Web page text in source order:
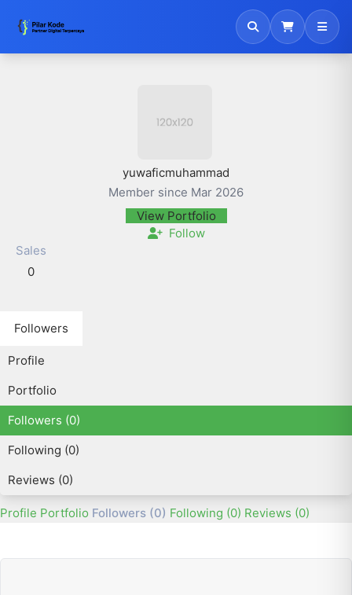
yuwaficmuhammad
Member since Mar 2026
View Portfolio
Follow
Sales
0
Followers
Profile
Portfolio
Followers (0)
Following (0)
Reviews (0)
Profile Portfolio Followers (0) Following (0) Reviews (0)